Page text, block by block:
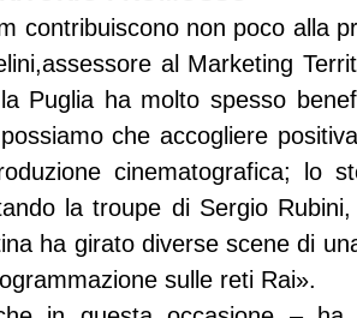
contribuiscono non poco alla
al Marketing
Puglia ha molto spesso
che accogliere
cinematografica; lo
la troupe di Sergio
ha girato diverse scene di
sulle reti Rai».